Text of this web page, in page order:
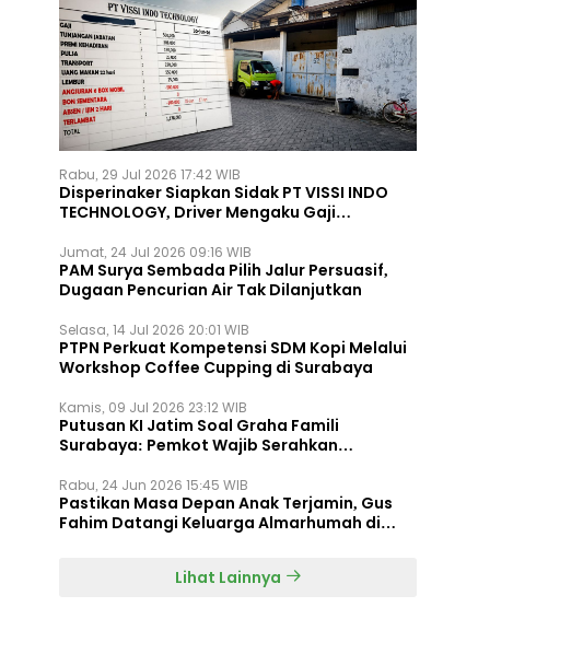
Rabu, 29 Jul 2026 17:42 WIB
Disperinaker Siapkan Sidak PT VISSI INDO
TECHNOLOGY, Driver Mengaku Gaji
Jumat, 24 Jul 2026 09:16 WIB
PAM Surya Sembada Pilih Jalur Persuasif,
Dugaan Pencurian Air Tak Dilanjutkan
Selasa, 14 Jul 2026 20:01 WIB
PTPN Perkuat Kompetensi SDM Kopi Melalui
Workshop Coffee Cupping di Surabaya
Kamis, 09 Jul 2026 23:12 WIB
Putusan KI Jatim Soal Graha Famili
Surabaya: Pemkot Wajib Serahkan
Rabu, 24 Jun 2026 15:45 WIB
Pastikan Masa Depan Anak Terjamin, Gus
Fahim Datangi Keluarga Almarhumah di
Lihat Lainnya